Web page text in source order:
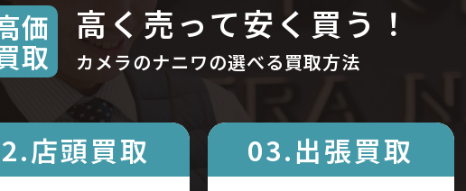
価
取
高く売って安く買う！
カメラのナニワの選べる買取方法
店頭買取 03.出張買取